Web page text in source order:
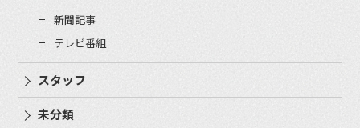
新聞記事
テレビ番組
スタッフ
未分類